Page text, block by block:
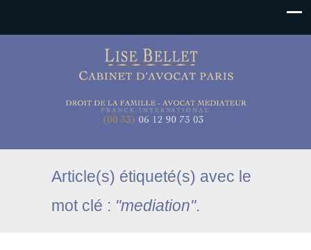
Article(s) étiqueté(s) avec le
mot clé : "mediation".